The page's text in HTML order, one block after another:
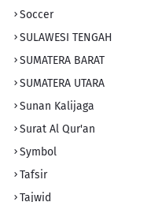
Soccer
SULAWESI TENGAH
SUMATERA BARAT
SUMATERA UTARA
Sunan Kalijaga
Surat Al Qur'an
Symbol
Tafsir
Tajwid